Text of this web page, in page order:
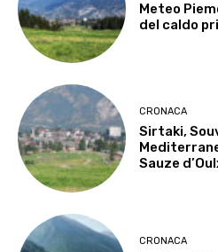
Meteo
del caldo
CRONACA
Sirtaki,
Sauze
CRONACA